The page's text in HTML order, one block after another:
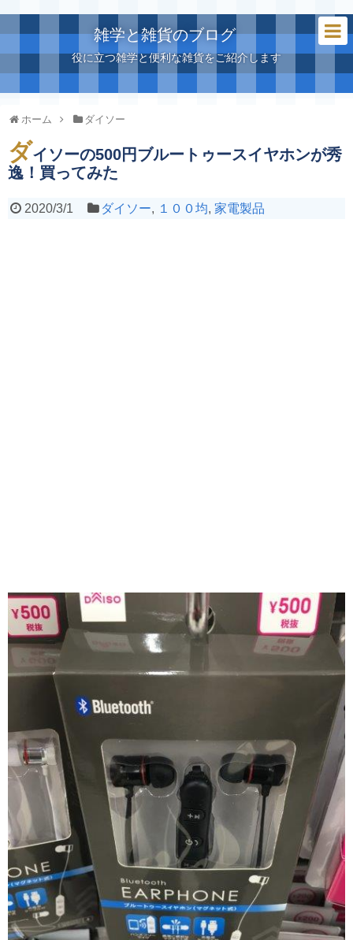
雑学と雑貨のブログ
役に立つ雑学と便利な雑貨をご紹介します
ホーム ダイソー
ダイソーの500円ブルートゥースイヤホンが秀
逸！買ってみた
2020/3/1 ダイソー, １００均,家電製品